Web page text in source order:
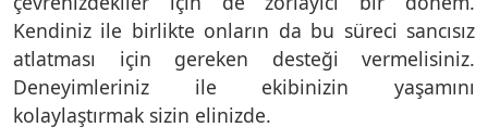
Kendiniz ile birlikte onların da bu süreci sancısız
atlatması için gereken desteği vermelisiniz.
Deneyimleriniz ile ekibinizin yaşamını
kolaylaştırmak sizin elinizde.